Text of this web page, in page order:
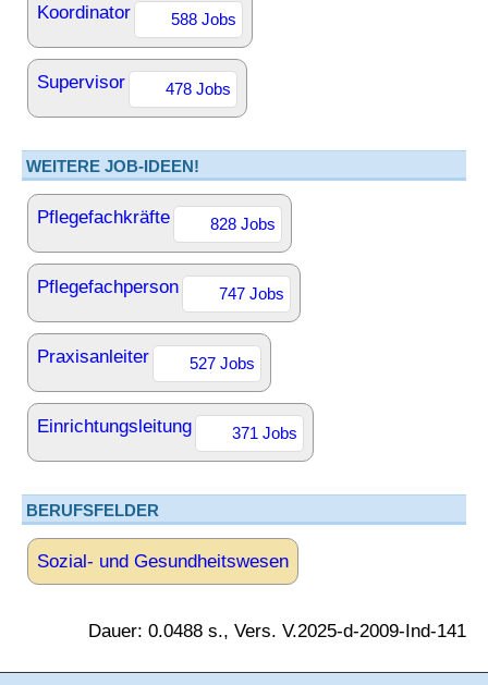
Koordinator 588 Jobs
Supervisor 478 Jobs
WEITERE JOB-IDEEN!
Pflegefachkräfte 828 Jobs
Pflegefachperson 747 Jobs
Praxisanleiter 527 Jobs
Einrichtungsleitung 371 Jobs
BERUFSFELDER
Sozial- und Gesundheitswesen
Dauer: 0.0488 s., Vers. V.2025-d-2009-Ind-141